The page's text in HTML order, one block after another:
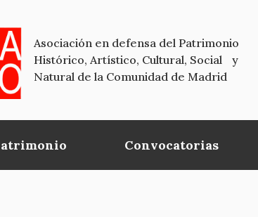
Asociación en defensa del Patrimonio
Histórico, Artístico, Cultural, Social y
Natural de la Comunidad de Madrid
Convocatorias